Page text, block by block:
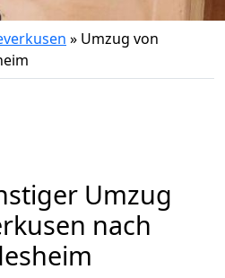
» Umzug von
Umzug
nach